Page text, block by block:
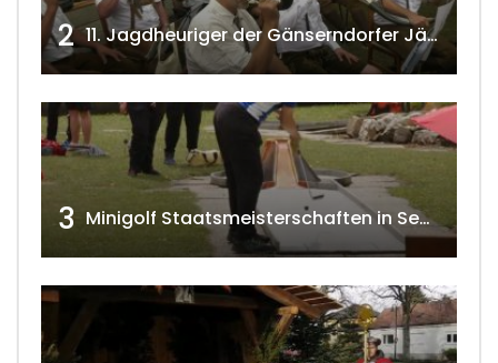
2 11. Jagdheuriger der Gänserndorfer Jäger 2020 w4tv166
3 Minigolf Staatsmeisterschaften in Seefeld-Kadolz w4tv174